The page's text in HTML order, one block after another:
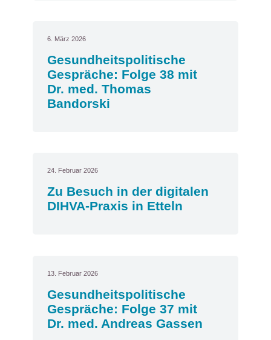
6. März 2026
Gesundheitspolitische
Gespräche: Folge 38 mit
Dr. med. Thomas
Bandorski
24. Februar 2026
Zu Besuch in der digitalen
DIHVA-Praxis in Etteln
13. Februar 2026
Gesundheitspolitische
Gespräche: Folge 37 mit
Dr. med. Andreas Gassen